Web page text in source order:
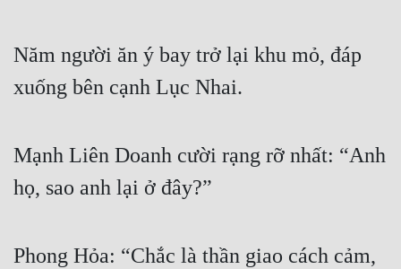
Năm người ăn ý bay trở lại khu mỏ, đáp
xuống bên cạnh Lục Nhai.
Mạnh Liên Doanh cười rạng rỡ nhất: “Anh
họ, sao anh lại ở đây?”
Phong Hỏa: “Chắc là thần giao cách cảm,